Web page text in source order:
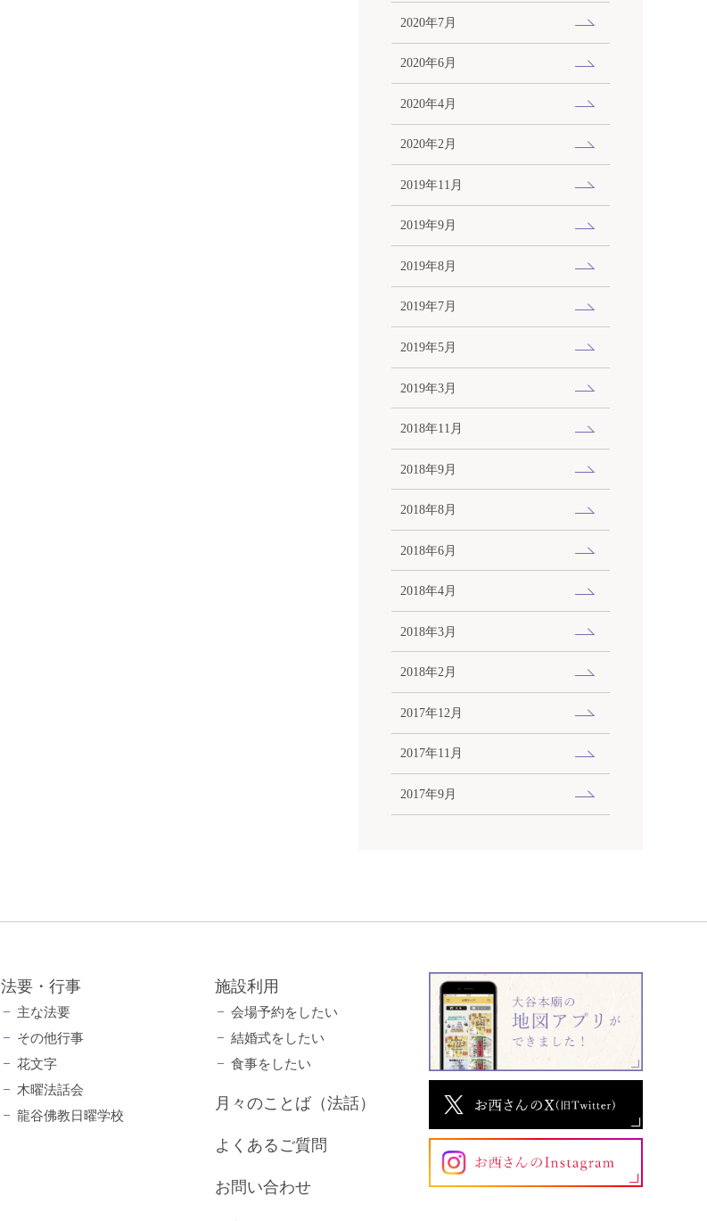
2020年7月
2020年6月
2020年4月
2020年2月
2019年11月
2019年9月
2019年8月
2019年7月
2019年5月
2019年3月
2018年11月
2018年9月
2018年8月
2018年6月
2018年4月
2018年3月
2018年2月
2017年12月
2017年11月
2017年9月
法要・行事
主な法要
その他行事
花文字
木曜法話会
龍谷佛教日曜学校
施設利用
会場予約をしたい
結婚式をしたい
食事をしたい
月々のことば（法話）
よくあるご質問
お問い合わせ